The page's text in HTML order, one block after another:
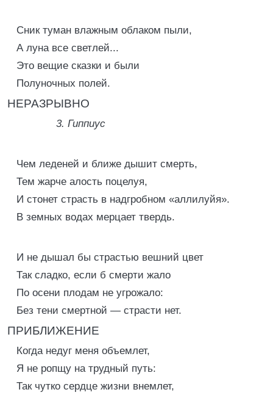
Сник туман влажным облаком пыли,
А луна все светлей...
Это вещие сказки и были
Полуночных полей.
НЕРАЗРЫВНО
3. Гиппиyc
Чем леденей и ближе дышит смерть,
Тем жарче алость поцелуя,
И стонет страсть в надгробном «аллилуйя».
В земных водах мерцает твердь.
И не дышал бы страстью вешний цвет
Так сладко, если б смерти жало
По осени плодам не угрожало:
Без тени смертной — страсти нет.
ПРИБЛИЖЕНИЕ
Когда недуг меня объемлет,
Я не ропщу на трудный путь:
Так чутко сердце жизни внемлет,